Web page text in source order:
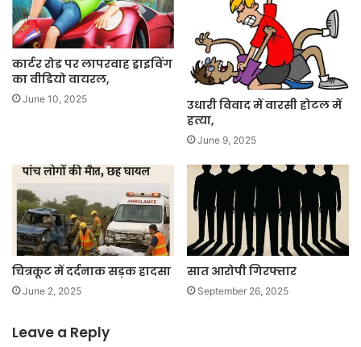
कार्टर रोड पर लापरवाह ड्राइविंग
का वीडियो वायरल,
June 10, 2025
उधारी विवाद में वारसी होटल में
हत्या,
June 9, 2025
चित्रकूट में दर्दनाक सड़क हादसा
June 2, 2025
सात आरोपी गिरफ्तार
September 26, 2025
Leave a Reply